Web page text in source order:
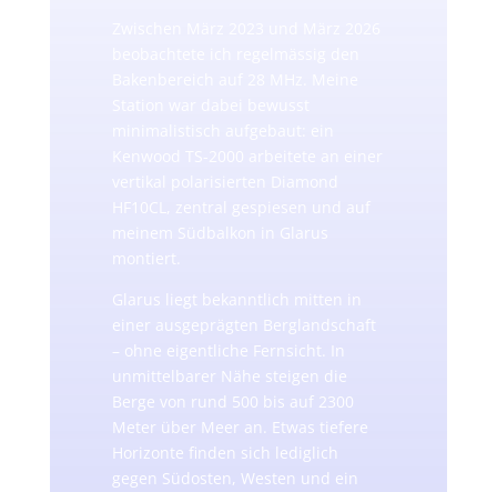
meinem Südbalkon in Glarus
montiert.
Glarus liegt bekanntlich mitten in
einer ausgeprägten Berglandschaft
– ohne eigentliche Fernsicht. In
unmittelbarer Nähe steigen die
Berge von rund 500 bis auf 2300
Meter über Meer an. Etwas tiefere
Horizonte finden sich lediglich
gegen Südosten, Westen und ein